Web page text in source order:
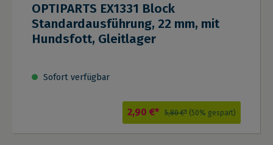
OPTIPARTS EX1331 Block
Standardausführung, 22 mm, mit
Hundsfott, Gleitlager
Sofort verfügbar
2,90 €* 5,80 €* (50% gespart)